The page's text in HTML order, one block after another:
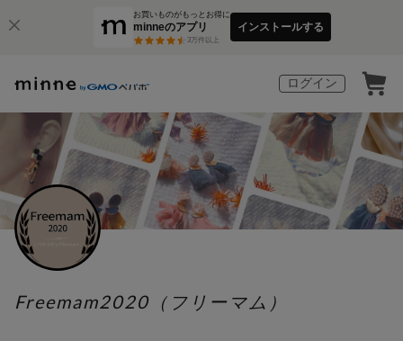
お買いものがもっとお得に
minneのアプリ
3万件以上
インストールする
ログイン
Freemam2020（フリーマム）